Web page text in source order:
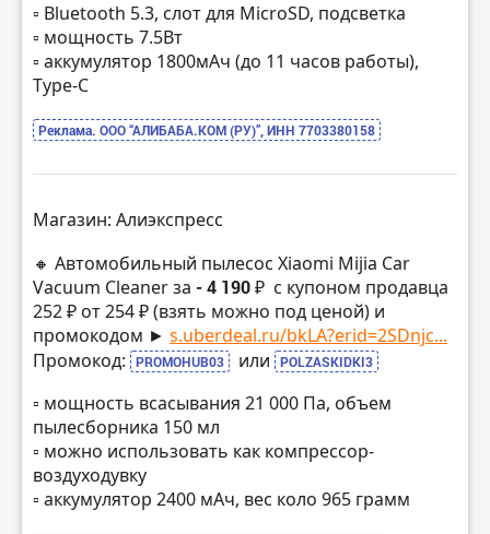
▫️ Bluetooth 5.3, слот для MicroSD, подсветка
▫️ мощность 7.5Вт
▫️ аккумулятор 1800мАч (до 11 часов работы),
Type-C
Реклама. ООО “АЛИБАБА.КОМ (РУ)”, ИНН 7703380158
Магазин: Алиэкспресс
🔸 Автомобильный пылесос Xiaomi Mijia Car
Vacuum Cleaner за - 4 190 ₽ с купоном продавца
252 ₽ от 254 ₽ (взять можно под ценой) и
промокодом ► s.uberdeal.ru/bkLA?erid=2SDnjc...
Промокод:
PROMOHUB03 или POLZASKIDKI3
▫️ мощность всасывания 21 000 Па, объем
пылесборника 150 мл
▫️ можно использовать как компрессор-
воздуходувку
▫️ аккумулятор 2400 мАч, вес коло 965 грамм